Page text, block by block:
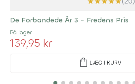
De Forbandede År 3 - Fredens Pris
På lager
139,95 kr
shopping_bag LÆG I KURV